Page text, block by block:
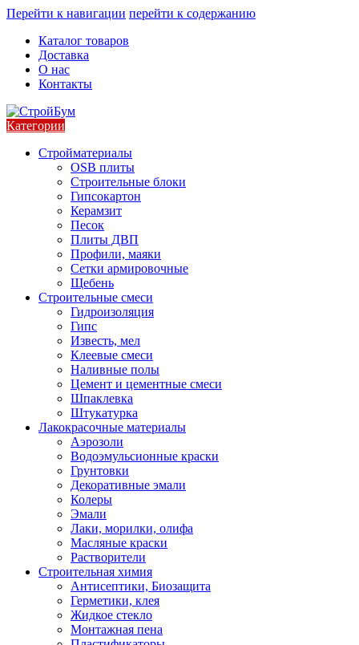
Перейти к навигации перейти к содержанию
Каталог товаров
Доставка
О нас
Контакты
Категории
Стройматериалы
OSB плиты
Строительные блоки
Гипсокартон
Керамзит
Песок
Плиты ДВП
Профили, маяки
Сетки армировочные
Щебень
Строительные смеси
Гидроизоляция
Гипс
Известь, мел
Клеевые смеси
Наливные полы
Цемент и цементные смеси
Шпаклевка
Штукатурка
Лакокрасочные материалы
Аэрозоли
Водоэмульсионные краски
Грунтовки
Декоративные эмали
Колеры
Эмали
Лаки, морилки, олифа
Масляные краски
Растворители
Строительная химия
Антисептики, Биозащита
Герметики, клея
Жидкое стекло
Монтажная пена